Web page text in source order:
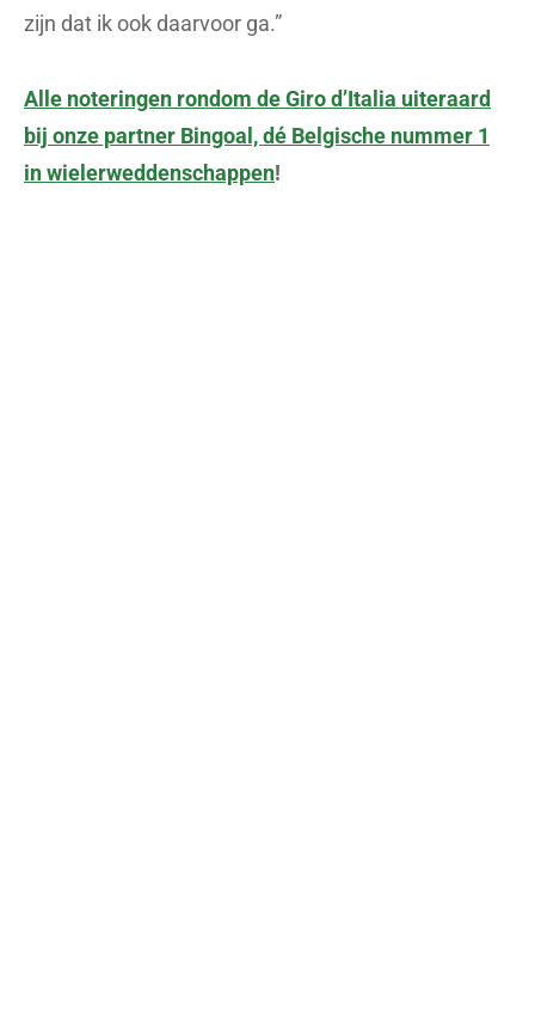
zijn dat ik ook daarvoor ga.”
Alle noteringen rondom de Giro d’Italia uiteraard
bij onze partner Bingoal, dé Belgische nummer 1
in wielerweddenschappen!